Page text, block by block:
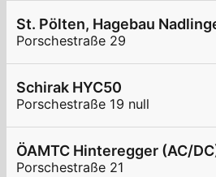
St. Pölten, Hagebau
Porschestraße 29
Schirak HYC50
Porschestraße 19 null
ÖAMTC Hinteregger (AC/
Porschestraße 21